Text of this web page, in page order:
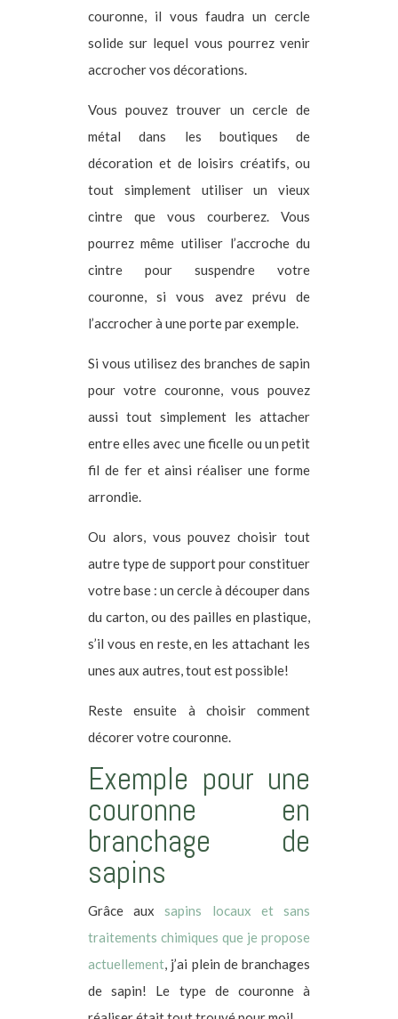
couronne, il vous faudra un cercle
solide sur lequel vous pourrez venir
accrocher vos décorations.
Vous pouvez trouver un cercle de
métal dans les boutiques de
décoration et de loisirs créatifs, ou
tout simplement utiliser un vieux
cintre que vous courberez. Vous
pourrez même utiliser l’accroche du
cintre pour suspendre votre
couronne, si vous avez prévu de
l’accrocher à une porte par exemple.
Si vous utilisez des branches de sapin
pour votre couronne, vous pouvez
aussi tout simplement les attacher
entre elles avec une ficelle ou un petit
fil de fer et ainsi réaliser une forme
arrondie.
Ou alors, vous pouvez choisir tout
autre type de support pour constituer
votre base : un cercle à découper dans
du carton, ou des pailles en plastique,
s’il vous en reste, en les attachant les
unes aux autres, tout est possible!
Reste ensuite à choisir comment
décorer votre couronne.
Exemple pour une
couronne en
branchage de
sapins
Grâce auxsapins locaux et sans
traitements chimiques que je propose
actuellement, j’ai plein de branchages
de sapin! Le type de couronne à